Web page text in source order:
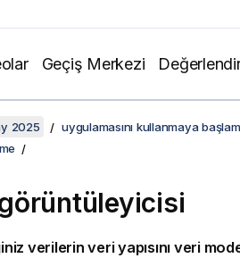
Geçiş Merkezi
2025
uygulamasını kullanmaya
verilerin veri yapısını veri